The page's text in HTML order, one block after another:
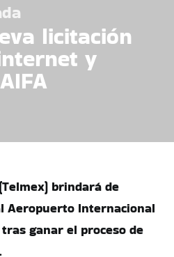
licitación
y
brindará de
Aeropuerto Internacional
ganar el proceso de